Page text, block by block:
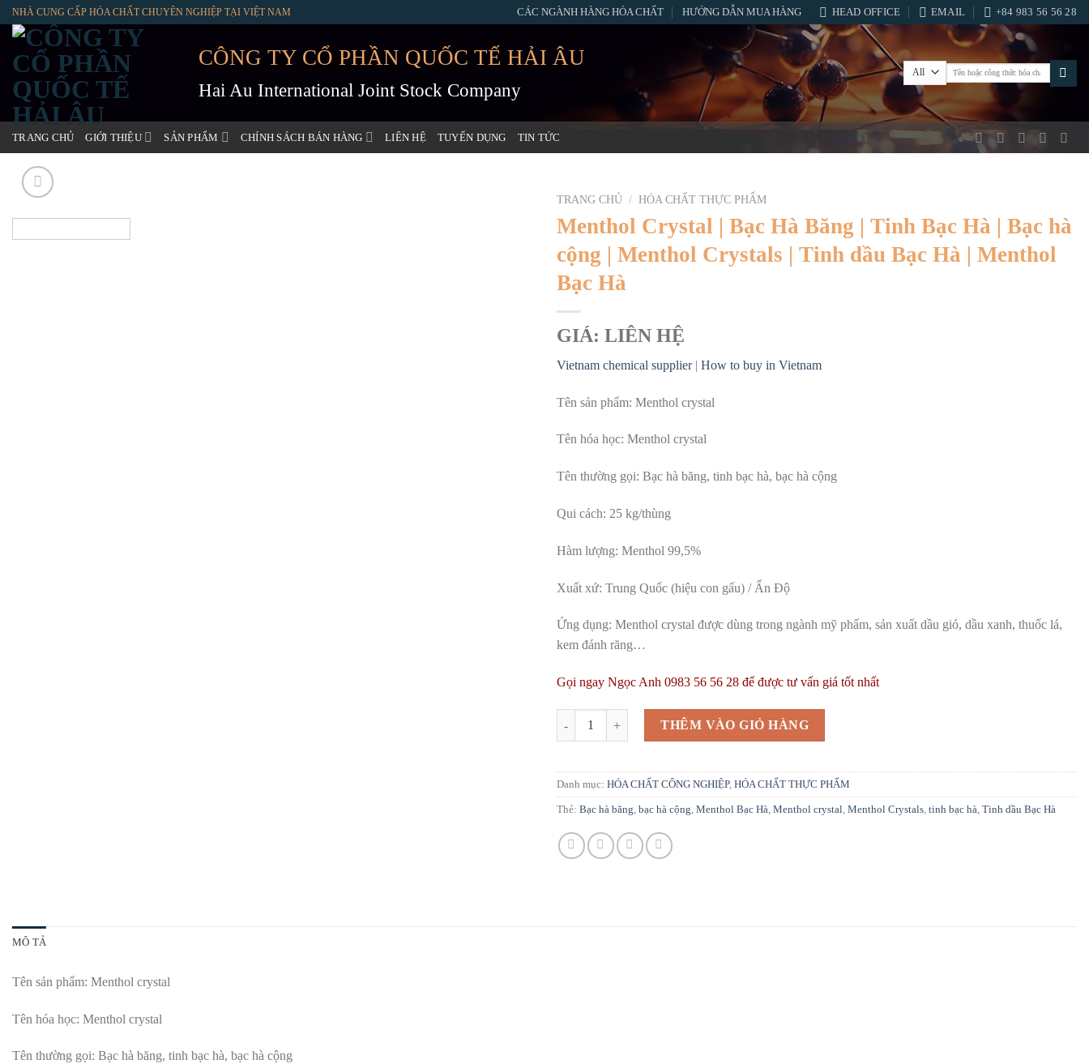
Skip
content
NHÀ CUNG CẤP HÓA CHẤT CHUYÊN NGHIỆP TẠI VIỆT NAM CÁC NGÀNH HÀNG HÓA CHẤT HƯỚNG DẪN MUA HÀNG HEAD OFFICE EMAIL +84 983 56 56 28
CÔNG TY CỔ PHẦN QUỐC TẾ HẢI ÂU
Hai Au International Joint Stock Company
Tìm
kiếm:
TRANG CHỦ GIỚI THIỆU SẢN PHẨM CHÍNH SÁCH BÁN HÀNG LIÊN HỆ TUYỂN DỤNG TIN TỨC
TRANG CHỦ / HÓA CHẤT THỰC PHẨM
Menthol Crystal | Bạc Hà Băng | Tinh Bạc Hà | Bạc hà
cộng | Menthol Crystals | Tinh dầu Bạc Hà | Menthol
Bạc Hà
GIÁ: LIÊN HỆ
Vietnam chemical supplier| How to buy in Vietnam
Tên sản phẩm: Menthol crystal
Tên hóa học: Menthol crystal
Tên thường gọi: Bạc hà băng, tinh bạc hà, bạc hà cộng
Qui cách: 25 kg/thùng
Hàm lượng: Menthol 99,5%
Xuất xứ: Trung Quốc (hiệu con gấu) / Ấn Độ
Ứng dụng: Menthol crystal được dùng trong ngành mỹ phẩm, sản xuất dầu gió, dầu xanh, thuốc lá,
kem đánh răng…
Gọi ngay Ngọc Anh 0983 56 56 28 để được tư vấn giá tốt nhất
Menthol Crystal | Bạc Hà Băng | Tinh Bạc Hà | Bạc hà cộng | Menthol Crystals | Tinh dầu Bạc Hà | Menthol
THÊM VÀO GIỎ HÀNG
Danh mục: HÓA CHẤT CÔNG NGHIỆP, HÓA CHẤT THỰC PHẨM
Thẻ: Bạc hà băng, bạc hà cộng, Menthol Bạc Hà, Menthol crystal, Menthol Crystals, tinh bạc hà, Tinh dầu Bạc Hà
MÔ TẢ
Tên sản phẩm: Menthol crystal
Tên hóa học: Menthol crystal
Tên thường gọi: Bạc hà băng, tinh bạc hà, bạc hà cộng